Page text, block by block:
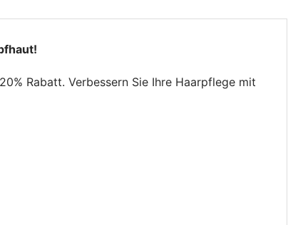
Rabatt. Verbessern Sie Ihre Haarpflege mit